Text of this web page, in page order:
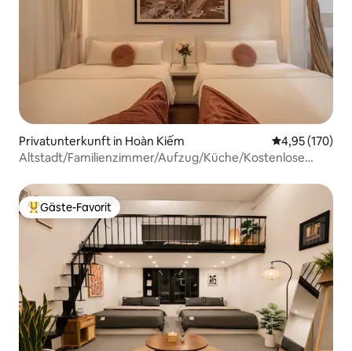
Privatunterkunft in Hoàn Kiếm
4,95 (170)
Altstadt/Familienzimmer/Aufzug/Küche/Kostenlose
Beliebter Gäste-Favorit.
Gäste-Favorit